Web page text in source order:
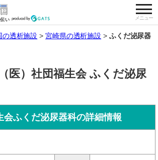
い メニュー
全国の透析施設を検索する
の透析施設 宮崎県の透析施設
ふくだ泌尿器
医）社団福生会 ふくだ泌尿
会ふくだ泌尿器科の詳細情報